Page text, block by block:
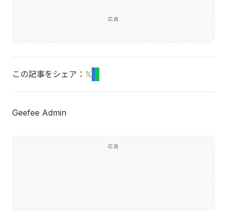
広告
この記事をシェア： 𝕏fL
Geefee Admin
広告